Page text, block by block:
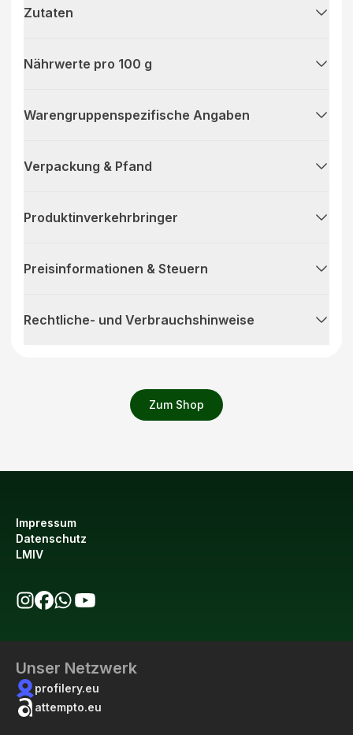
Zum Shop
Zutaten
Nährwerte pro 100 g
Warengruppenspezifische Angaben
Verpackung & Pfand
Produktinverkehrbringer
Preisinformationen & Steuern
Rechtliche- und Verbrauchshinweise
Impressum
Datenschutz
LMIV
Unser Netzwerk
profilery.eu
attempto.eu